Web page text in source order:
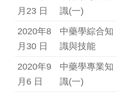
月23 日
識(一)
2020年8
月30 日
中藥學綜合知
識與技能
2020年9
月6 日
中藥學專業知
識(一)